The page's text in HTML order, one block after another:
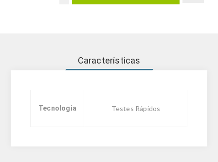
Características
Tecnologia Testes Rápidos